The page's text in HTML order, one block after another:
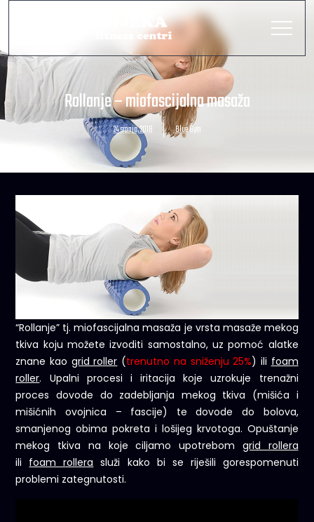
Rollanje – miofascijalna masaža
24 srpnja, 2018 Blue Gym
“Rollanje” tj. miofascijalna masaža je vrsta masaže mekog
tkiva koju možete izvoditi samostalno, uz pomoć alatke
znane kao grid roller (trenutno na sniženju 25%) ili foam
roller. Upalni procesi i iritacija koje uzrokuje trenažni
proces dovode do zadebljanja mekog tkiva (mišića i
mišićnih ovojnica – fascije) te dovode do bolova,
smanjenog obima pokreta i lošijeg krvotoga. Opuštanje
mekog tkiva na koje ciljamo upotrebom grid rollera
ili foam rollera služi kako bi se riješili gorespomenuti
problemi zategnutosti.